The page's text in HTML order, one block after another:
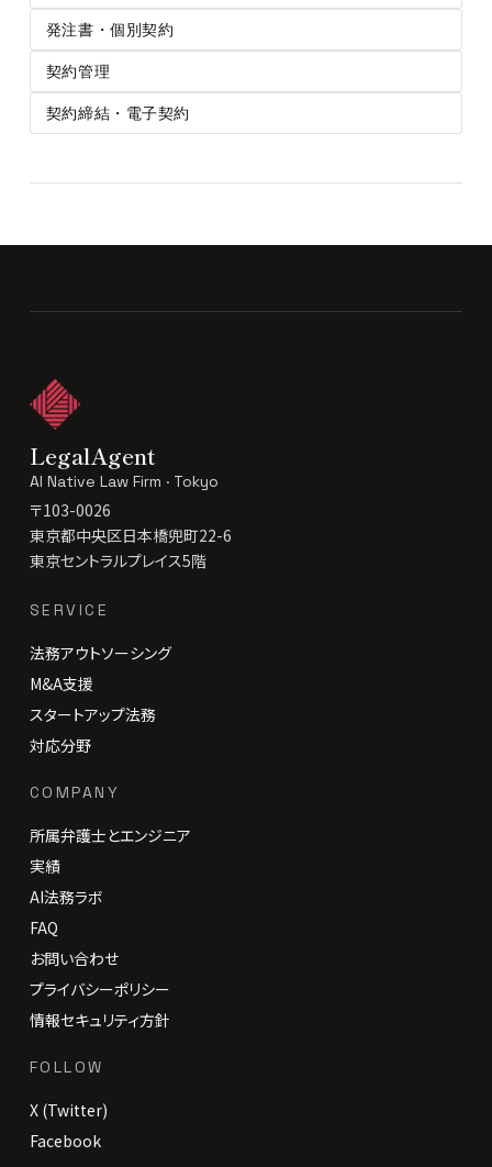
発注書・個別契約
契約管理
契約締結・電子契約
LegalAgent
AI Native Law Firm · Tokyo
〒103-0026
東京都中央区日本橋兜町22-6
東京セントラルプレイス5階
SERVICE
法務アウトソーシング
M&A支援
スタートアップ法務
対応分野
COMPANY
所属弁護士とエンジニア
実績
AI法務ラボ
FAQ
お問い合わせ
プライバシーポリシー
情報セキュリティ方針
FOLLOW
X (Twitter)
Facebook